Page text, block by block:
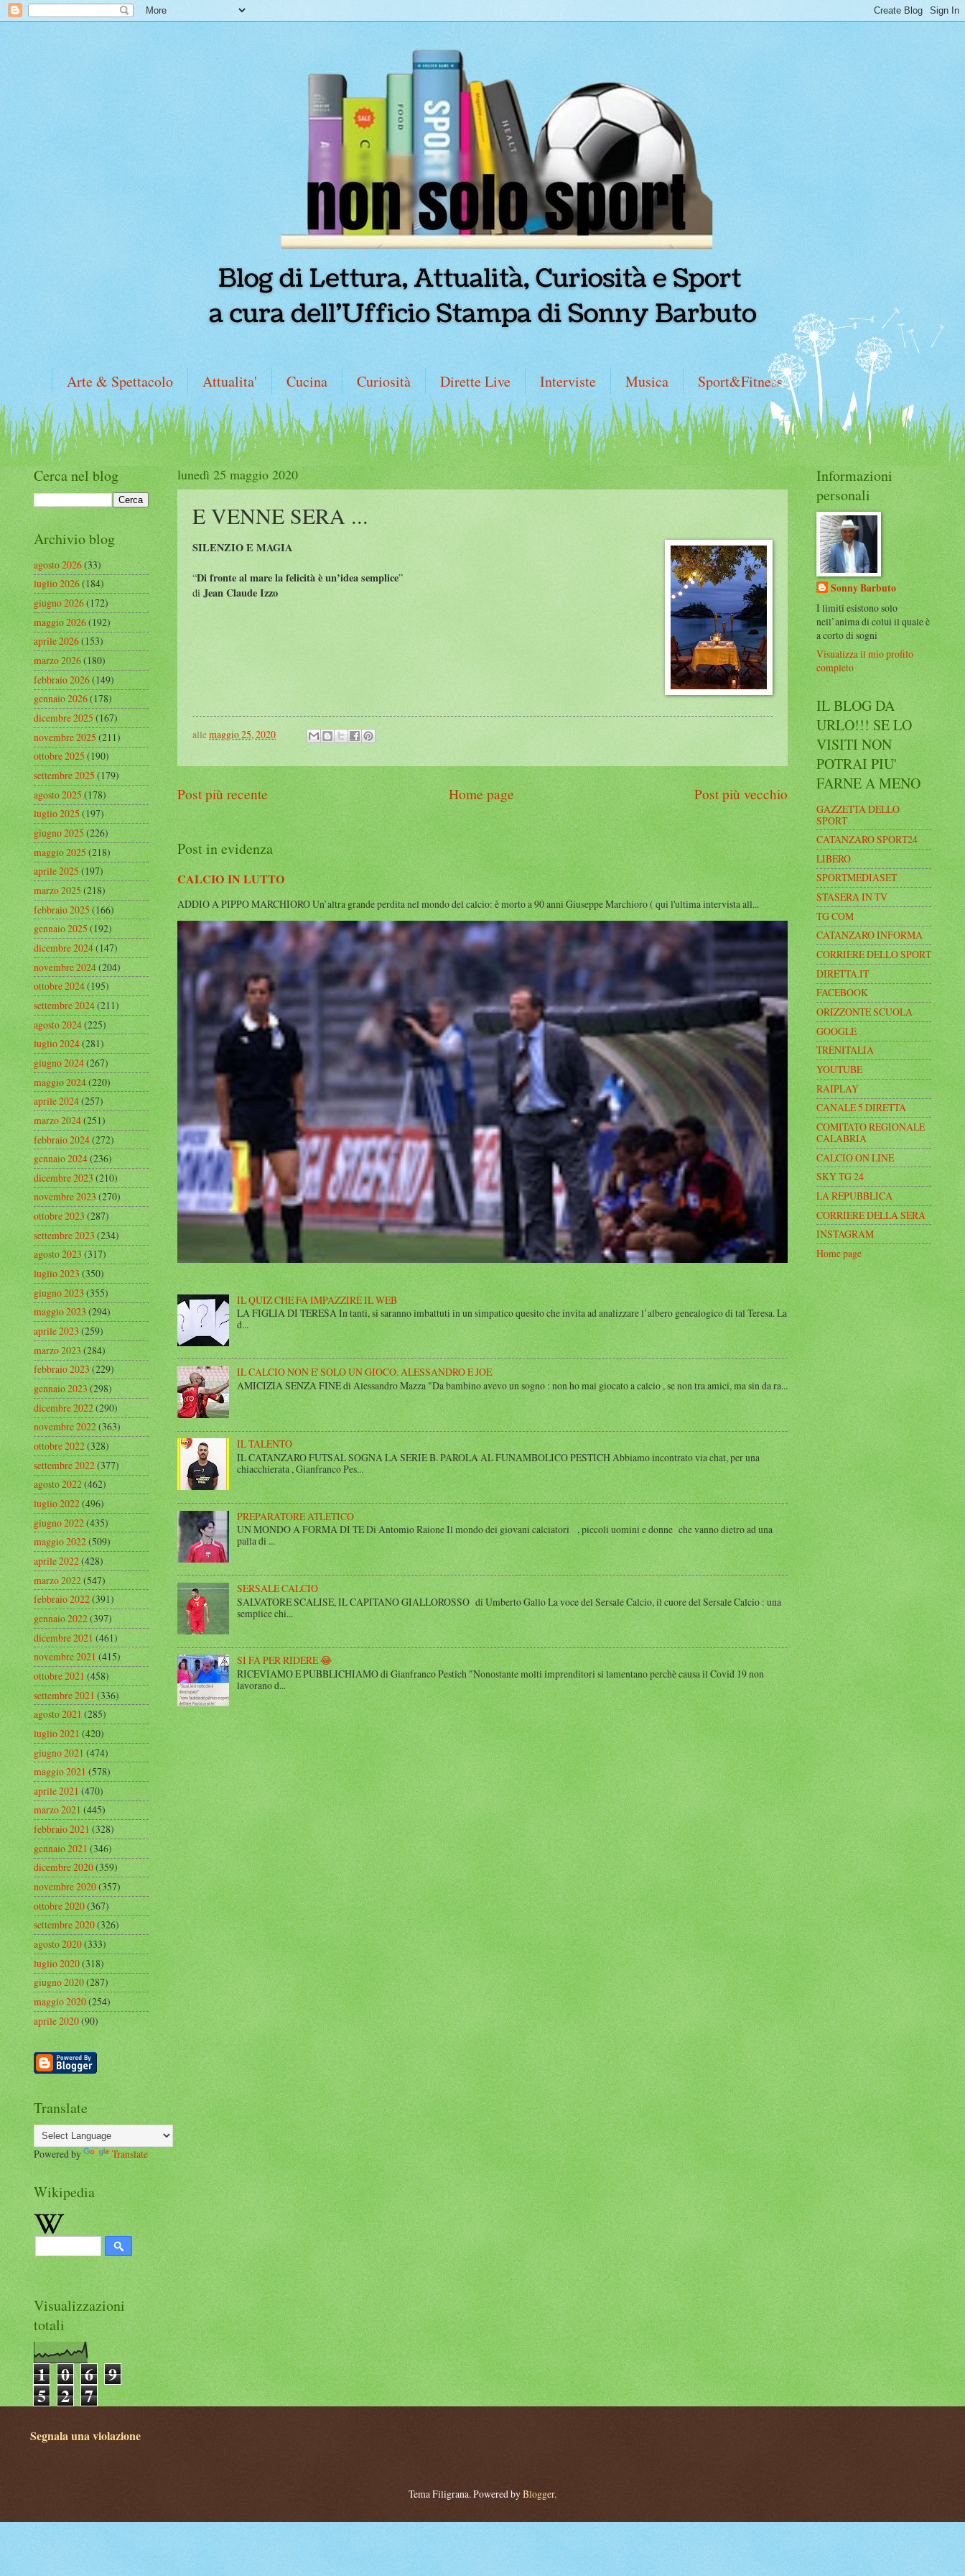
Arte & Spettacolo Attualita' Cucina Curiosità Dirette Live Interviste Musica Sport&Fitness
lunedì 25 maggio 2020
E VENNE SERA ...
SILENZIO E MAGIA
“Di fronte al mare la felicità è un’idea semplice”
di Jean Claude Izzo
allemaggio 25, 2020
Post più recente Post più vecchio
Home page
Post in evidenza
CALCIO IN LUTTO
ADDIO A PIPPO MARCHIORO Un’altra grande perdita nel mondo del calcio: è morto a 90 anni Giuseppe Marchioro ( qui l'ultima intervista all...
IL QUIZ CHE FA IMPAZZIRE IL WEB
LA FIGLIA DI TERESA In tanti, si saranno imbattuti in un simpatico quesito che invita ad analizzare l’albero genealogico di tal Teresa. La
d...
IL CALCIO NON E' SOLO UN GIOCO. ALESSANDRO E JOE
AMICIZIA SENZA FINE di Alessandro Mazza "Da bambino avevo un sogno : non ho mai giocato a calcio , se non tra amici, ma sin da ra...
IL TALENTO
IL CATANZARO FUTSAL SOGNA LA SERIE B. PAROLA AL FUNAMBOLICO PESTICH Abbiamo incontrato via chat, per una
chiacchierata , Gianfranco Pes...
PREPARATORE ATLETICO
UN MONDO A FORMA DI TE Di Antomio Raione Il mondo dei giovani calciatori , piccoli uomini e donne che vanno dietro ad una
palla di ...
SERSALE CALCIO
SALVATORE SCALISE, IL CAPITANO GIALLOROSSO di Umberto Gallo La voce del Sersale Calcio, il cuore del Sersale Calcio : una
semplice chi...
SI FA PER RIDERE 😂
RICEVIAMO E PUBBLICHIAMO di Gianfranco Pestich "Nonostante molti imprenditori si lamentano perchè causa il Covid 19 non
lavorano d...
Cerca nel blog
Archivio blog
agosto 2026(33)
luglio 2026(184)
giugno 2026(172)
maggio 2026(192)
aprile 2026(153)
marzo 2026(180)
febbraio 2026(149)
gennaio 2026(178)
dicembre 2025(167)
novembre 2025(211)
ottobre 2025(190)
settembre 2025(179)
agosto 2025(178)
luglio 2025(197)
giugno 2025(226)
maggio 2025(218)
aprile 2025(197)
marzo 2025(218)
febbraio 2025(166)
gennaio 2025(192)
dicembre 2024(147)
novembre 2024(204)
ottobre 2024(195)
settembre 2024(211)
agosto 2024(225)
luglio 2024(281)
giugno 2024(267)
maggio 2024(220)
aprile 2024(257)
marzo 2024(251)
febbraio 2024(272)
gennaio 2024(236)
dicembre 2023(210)
novembre 2023(270)
ottobre 2023(287)
settembre 2023(234)
agosto 2023(317)
luglio 2023(350)
giugno 2023(355)
maggio 2023(294)
aprile 2023(259)
marzo 2023(284)
febbraio 2023(229)
gennaio 2023(298)
dicembre 2022(290)
novembre 2022(363)
ottobre 2022(328)
settembre 2022(377)
agosto 2022(462)
luglio 2022(496)
giugno 2022(435)
maggio 2022(509)
aprile 2022(428)
marzo 2022(547)
febbraio 2022(391)
gennaio 2022(397)
dicembre 2021(461)
novembre 2021(415)
ottobre 2021(458)
settembre 2021(336)
agosto 2021(285)
luglio 2021(420)
giugno 2021(474)
maggio 2021(578)
aprile 2021(470)
marzo 2021(445)
febbraio 2021(328)
gennaio 2021(346)
dicembre 2020(359)
novembre 2020(357)
ottobre 2020(367)
settembre 2020(326)
agosto 2020(333)
luglio 2020(318)
giugno 2020(287)
maggio 2020(254)
aprile 2020(90)
Translate
Powered by Translate
Wikipedia
Visualizzazioni
totali
1 0 6 9
5 2 7
Informazioni
personali
Sonny Barbuto
I limiti esistono solo
nell’anima di colui il quale è
a corto di sogni
Visualizza il mio profilo
completo
IL BLOG DA
URLO!!! SE LO
VISITI NON
POTRAI PIU'
FARNE A MENO
GAZZETTA DELLO
SPORT
CATANZARO SPORT24
LIBERO
SPORTMEDIASET
STASERA IN TV
TG COM
CATANZARO INFORMA
CORRIERE DELLO SPORT
DIRETTA.IT
FACEBOOK
ORIZZONTE SCUOLA
GOOGLE
TRENITALIA
YOUTUBE
RAIPLAY
CANALE 5 DIRETTA
COMITATO REGIONALE
CALABRIA
CALCIO ON LINE
SKY TG 24
LA REPUBBLICA
CORRIERE DELLA SERA
INSTAGRAM
Home page
Segnala una violazione
Tema Filigrana. Powered byBlogger.